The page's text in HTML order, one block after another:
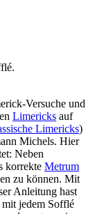
Versuche und
Limericks auf
Limericks)
Michels. Hier
Neben
korrekte Metrum
zu können. Mit
Anleitung hast
mit jedem Sofflé